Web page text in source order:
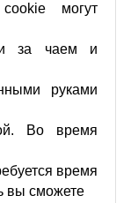
могут
за чаем и
руками
Во время
время
вы сможете